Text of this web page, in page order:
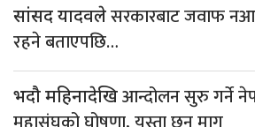
सांसद यादवलेसरकारबाट जवाफ
रहने बताएपछि…
भदौ महिनादेखिआन्दोलन सुरु गर्ने